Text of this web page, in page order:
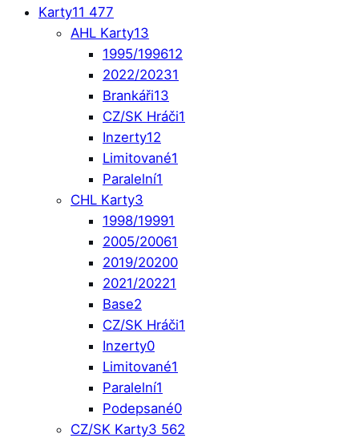
Karty11 477
AHL Karty13
1995/199612
2022/20231
Brankáři13
CZ/SK Hráči1
Inzerty12
Limitované1
Paralelní1
CHL Karty3
1998/19991
2005/20061
2019/20200
2021/20221
Base2
CZ/SK Hráči1
Inzerty0
Limitované1
Paralelní1
Podepsané0
CZ/SK Karty3 562